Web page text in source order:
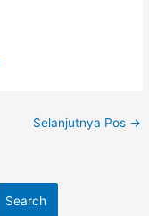
Selanjutnya Pos →
Search